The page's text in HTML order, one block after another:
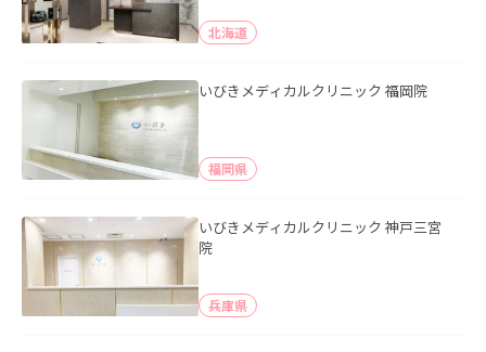
北海道
いびきメディカルクリニック 福岡院
福岡県
いびきメディカルクリニック 神戸三宮
院
兵庫県